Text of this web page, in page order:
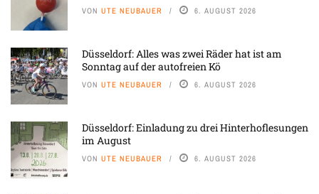
VON UTE NEUBAUER 6. AUGUST 2026
Düsseldorf: Alles was zwei Räder hat ist am
Sonntag auf der autofreien Kö
VON UTE NEUBAUER 6. AUGUST 2026
Düsseldorf: Einladung zu drei Hinterhoflesungen
im August
VON UTE NEUBAUER 6. AUGUST 2026